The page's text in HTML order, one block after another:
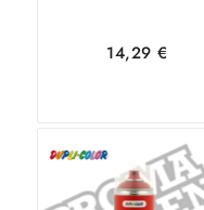
14,29€